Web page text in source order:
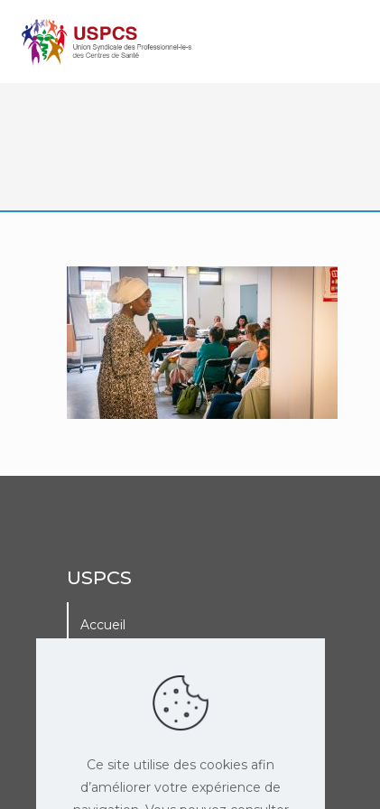
USPCS
Accueil
Adhérer à l’USPCS
Ce site utilise des cookies afin
d’améliorer votre expérience de